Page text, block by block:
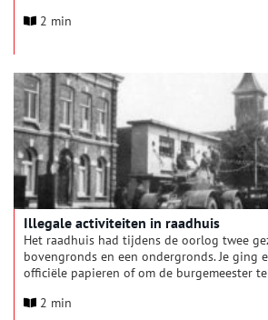
afgehaald. Stukjes hout en steenkool
2 min
Illegale activiteiten in raadhuis
Het raadhuis had tijdens de oorlog twee
bovengronds en een ondergronds. Je ging
officiële papieren of om de burgemeester
Sommige ambtenaren zaten in het verzet.
2 min